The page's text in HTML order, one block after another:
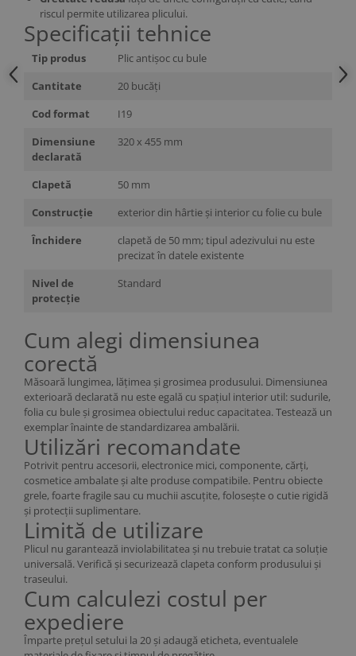
riscul permite utilizarea plicului.
Specificații tehnice
Tip produs
Plic antișoc cu bule
Cantitate
20 bucăți
Cod format
I19
Dimensiune
declarată
320 x 455 mm
Clapetă
50 mm
Construcție
exterior din hârtie și interior cu folie cu bule
Închidere
clapetă de 50 mm; tipul adezivului nu este
precizat în datele existente
Nivel de
protecție
Standard
Cum alegi dimensiunea
corectă
Măsoară lungimea, lățimea și grosimea produsului. Dimensiunea
exterioară declarată nu este egală cu spațiul interior util: sudurile,
folia cu bule și grosimea obiectului reduc capacitatea. Testează un
exemplar înainte de standardizarea ambalării.
Utilizări recomandate
Potrivit pentru accesorii, electronice mici, componente, cărți,
cosmetice ambalate și alte produse compatibile. Pentru obiecte
grele, foarte fragile sau cu muchii ascuțite, folosește o cutie rigidă
și protecții suplimentare.
Limită de utilizare
Plicul nu garantează inviolabilitatea și nu trebuie tratat ca soluție
universală. Verifică și securizează clapeta conform produsului și
traseului.
Cum calculezi costul per
expediere
Împarte prețul setului la 20 și adaugă eticheta, eventualele